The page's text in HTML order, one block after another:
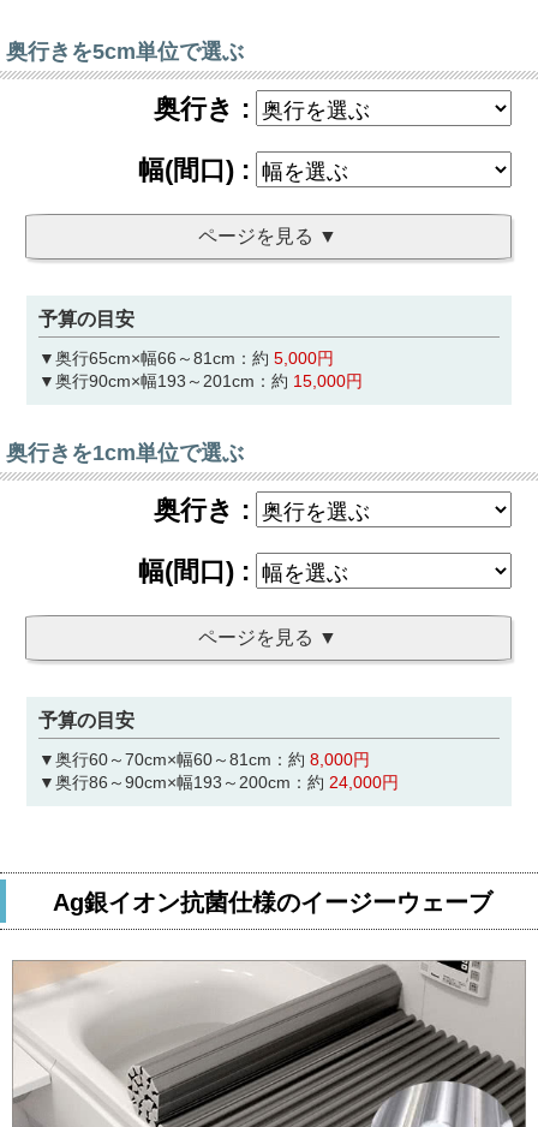
奥行きを5cm単位で選ぶ
予算の目安
▼奥行65cm×幅66～81cm：約5,000円
▼奥行90cm×幅193～201cm：約 15,000円
奥行きを1cm単位で選ぶ
予算の目安
▼奥行60～70cm×幅60～81cm：約8,000円
▼奥行86～90cm×幅193～200cm：約24,000円
Ag銀イオン抗菌仕様のイージーウェーブ